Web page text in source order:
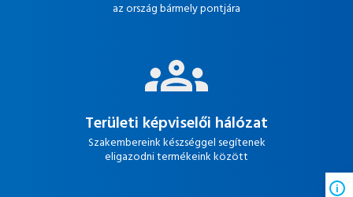
az ország bármely pontjára
Területi képviselői hálózat
Szakembereink készséggel segítenek
eligazodni termékeink között